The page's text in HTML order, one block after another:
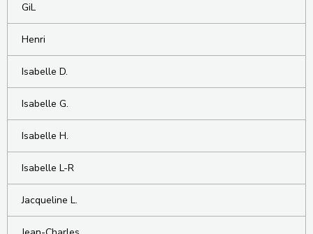
GiL
Henri
Isabelle D.
Isabelle G.
Isabelle H.
Isabelle L-R
Jacqueline L.